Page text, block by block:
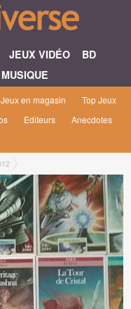
JEUX VIDÉO
BD
MUSIQUE
Jeux en magasin
Top Jeux
Editeurs
Anecdotes